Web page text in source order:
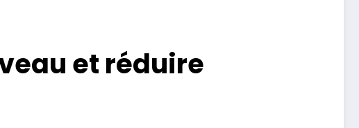
et réduire